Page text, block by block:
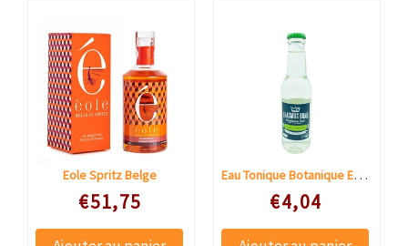
Eole Spritz Belge
Speciale prijs
€51,75
Eau Tonique Botanique Erasmus Bond
Speciale prijs
€4,04